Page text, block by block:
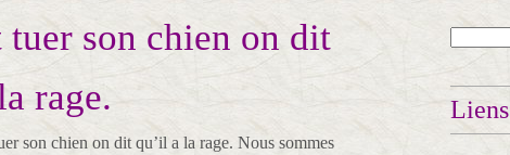
tuer son chien on dit
rage.
son chien on dit qu’il a la rage. Nous sommes
Liens